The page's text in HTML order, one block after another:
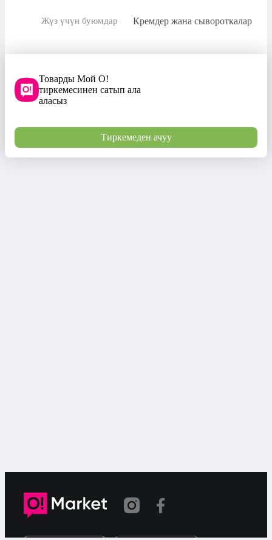
Жүз үчүн буюмдар Кремдер жана сывороткалар
Товарды Мой О!
тиркемесинен сатып ала
аласыз
Тиркемеден ачуу